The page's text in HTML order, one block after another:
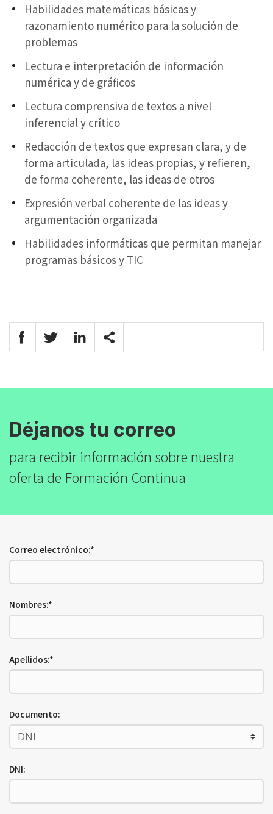
Habilidades matemáticas básicas y
razonamiento numérico para la solución de
problemas
Lectura e interpretación de información
numérica y de gráficos
Lectura comprensiva de textos a nivel
inferencial y crítico
Redacción de textos que expresan clara, y de
forma articulada, las ideas propias, y refieren,
de forma coherente, las ideas de otros
Expresión verbal coherente de las ideas y
argumentación organizada
Habilidades informáticas que permitan manejar
programas básicos y TIC
Déjanos tu correo
para recibir información sobre nuestra
oferta de Formación Continua
Correo electrónico:*
Nombres:*
Apellidos:*
Documento:
DNI: